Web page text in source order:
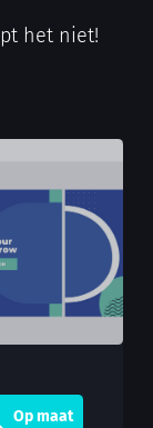
het niet!
Op maat